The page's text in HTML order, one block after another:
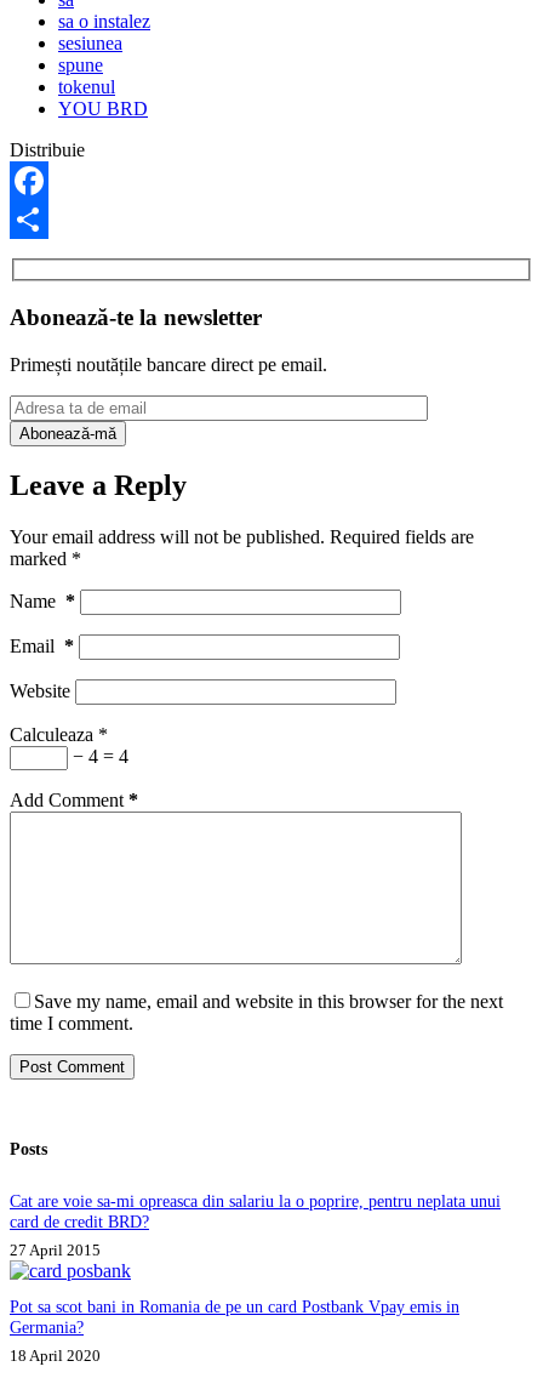
sa o instalez
sesiunea
spune
tokenul
YOU BRD
Distribuie
Facebook
Share
Abonează-te la newsletter
Primești noutățile bancare direct pe email.
Leave a Reply
Your email address will not be published. Required fields are
marked *
Name *
Email *
Website
Calculeaza *
− 4 = 4
Add Comment *
Save my name, email and website in this browser for the next
time I comment.
Post Comment
Posts
Cat are voie sa-mi opreasca din salariu la o poprire, pentru neplata unui
card de credit BRD?
27 April 2015
Pot sa scot bani in Romania de pe un card Postbank Vpay emis in
Germania?
18 April 2020